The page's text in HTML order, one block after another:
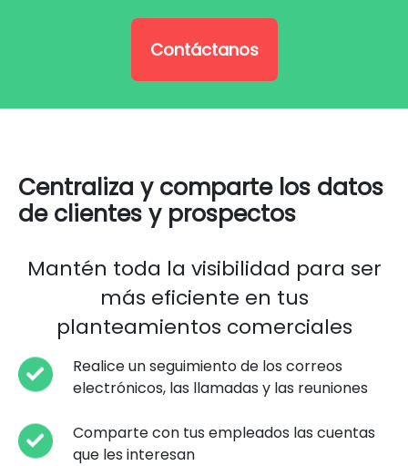
Contáctanos
Centraliza y comparte los datos
de clientes y prospectos
Mantén toda la visibilidad para ser
más eficiente en tus
planteamientos comerciales
Realice un seguimiento de los correos
electrónicos, las llamadas y las reuniones
Comparte con tus empleados las cuentas
que les interesan